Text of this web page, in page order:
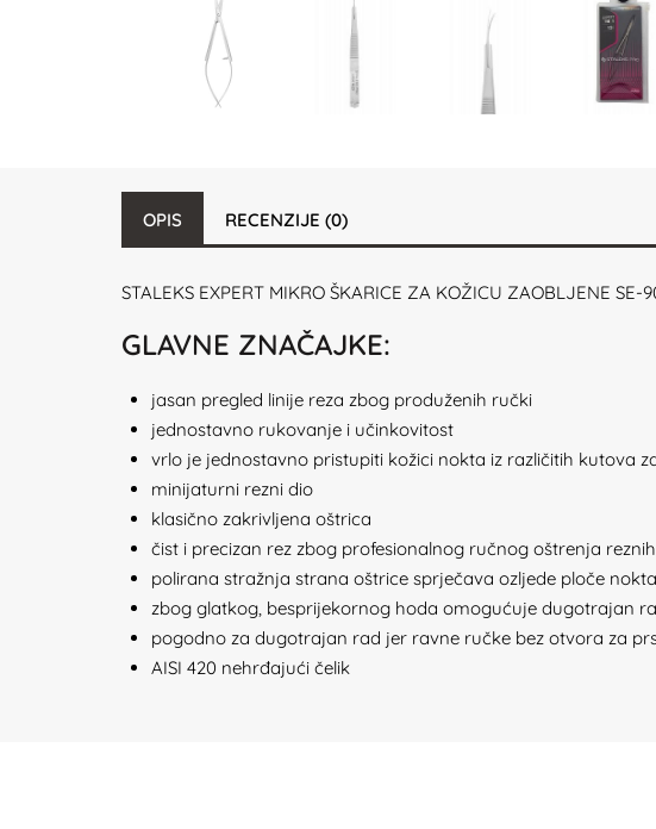
OPIS RECENZIJE (0)
STALEKS EXPERT MIKRO ŠKARICE ZA KOŽICU ZAOBLJENE
GLAVNE ZNAČAJKE:
jasan pregled linije reza zbog produženih ručki
jednostavno rukovanje i učinkovitost
vrlo je jednostavno pristupiti kožici nokta iz različitih kutova
minijaturni rezni dio
klasično zakrivljena oštrica
čist i precizan rez zbog profesionalnog ručnog oštrenja
polirana stražnja strana oštrice sprječava ozljede ploče nokta
zbog glatkog, besprijekornog hoda omogućuje dugotrajan
pogodno za dugotrajan rad jer ravne ručke bez otvora za
AISI 420 nehrđajući čelik